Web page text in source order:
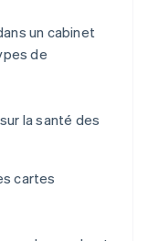
un cabinet
de
la santé des
cartes